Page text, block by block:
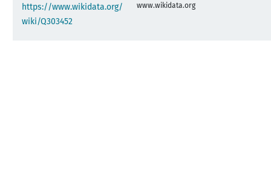
https://www.wikidata.org/
wiki/Q303452
www.wikidata.org